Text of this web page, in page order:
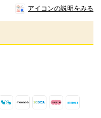
アイコンの説明をみる